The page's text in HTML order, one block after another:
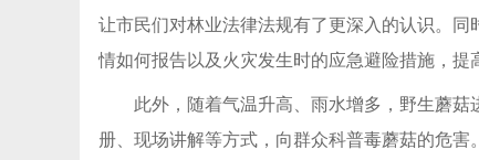
让市民们对林业法律法规有了更深入的认识。
情如何报告以及火灾发生时的应急避险措施，提
此外，随着气温升高、雨水增多，野生蘑
册、现场讲解等方式，向群众科普毒蘑菇的危